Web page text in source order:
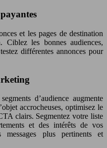
et les pages de destination
les bonnes audiences,
différentes annonces pour
d’audience augmente
accrocheuses, optimisez le
clairs. Segmentez votre liste
et des intérêts de vos
plus pertinents et